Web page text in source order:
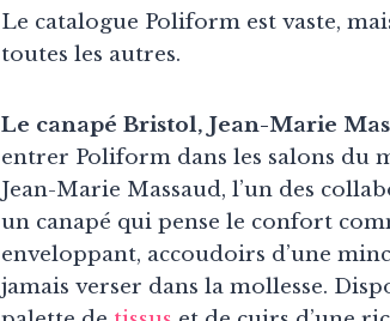
Le catalogue Poliform est vaste,
toutes les autres.
Le canapé Bristol, Jean-Marie
entrer Poliform dans les salons du
Jean-Marie Massaud, l’un des
un canapé qui pense le confort
enveloppant, accoudoirs d’une
jamais verser dans la mollesse.